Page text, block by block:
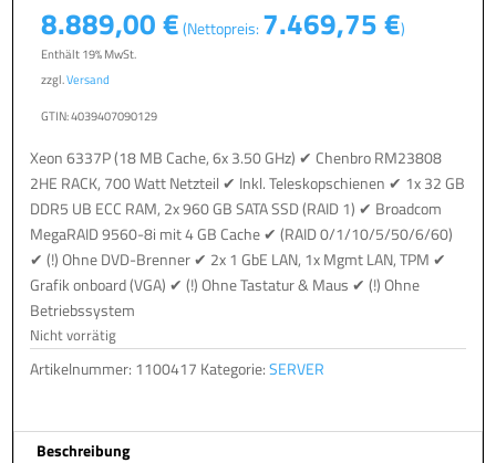
8.889,00€ (Nettopreis: 7.469,75€)
Enthält 19% MwSt.
zzgl.Versand
GTIN: 4039407090129
Xeon 6337P (18 MB Cache, 6x 3.50 GHz) ✔ Chenbro RM23808
2HE RACK, 700 Watt Netzteil ✔ Inkl. Teleskopschienen ✔ 1x 32 GB
DDR5 UB ECC RAM, 2x 960 GB SATA SSD (RAID 1) ✔ Broadcom
MegaRAID 9560-8i mit 4 GB Cache ✔ (RAID 0/1/10/5/50/6/60)
✔ (!) Ohne DVD-Brenner ✔ 2x 1 GbE LAN, 1x Mgmt LAN, TPM ✔
Grafik onboard (VGA) ✔ (!) Ohne Tastatur & Maus ✔ (!) Ohne
Betriebssystem
Nicht vorrätig
Artikelnummer: 1100417 Kategorie:SERVER
Beschreibung